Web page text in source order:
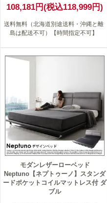
108,181円(税込118,999円)
送料無料（北海道別途送料・沖縄と離
島は配送不可）【時間指定不可】
モダンレザーローベッド
Neptuno【ネプトゥーノ】スタンダ
ードポケットコイルマットレス付 ダ
ブル